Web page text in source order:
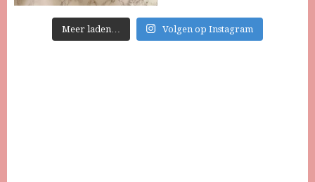
Meer laden… Volgen op Instagram